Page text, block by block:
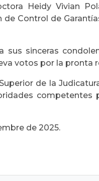
Heidy Vivian
Control de
sus sinceras
votos por la pronta
de la
competentes
de 2025.